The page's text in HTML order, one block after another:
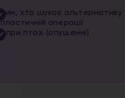
тим, хто шукає альтернативу
пластичній операції
при птозі (опущенні)